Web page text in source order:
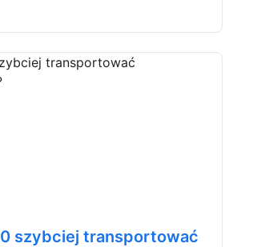
szybciej transportować